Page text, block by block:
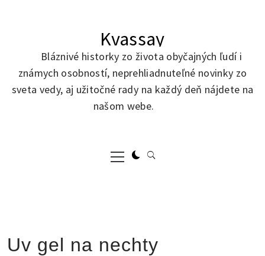
Kvassay
Bláznivé historky zo života obyčajných ľudí i
známych osobností, neprehliadnuteľné novinky zo
sveta vedy, aj užitočné rady na každý deň nájdete na
našom webe.
Primary
Menu
Uv gel na nechty